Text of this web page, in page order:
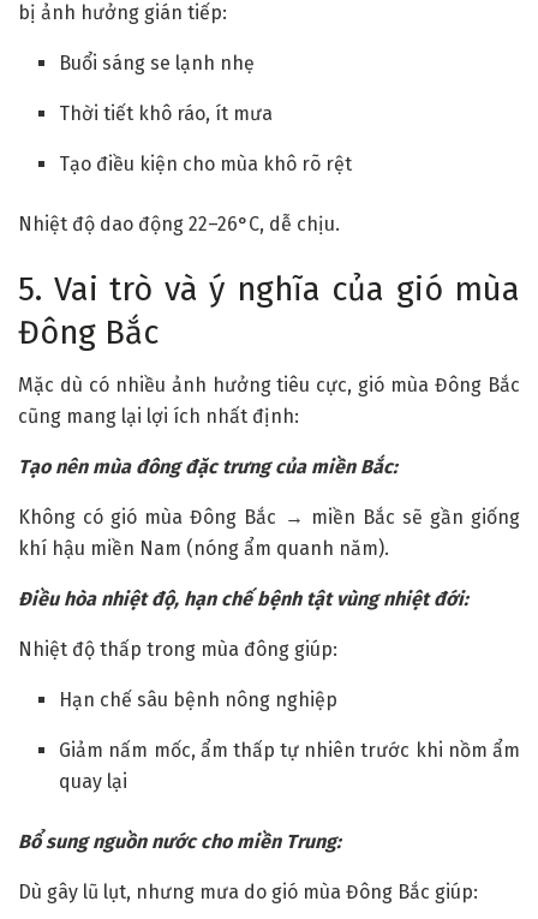
bị ảnh hưởng gián tiếp:
Buổi sáng se lạnh nhẹ
Thời tiết khô ráo, ít mưa
Tạo điều kiện cho mùa khô rõ rệt
Nhiệt độ dao động 22–26°C, dễ chịu.
5. Vai trò và ý nghĩa của gió mùa
Đông Bắc
Mặc dù có nhiều ảnh hưởng tiêu cực, gió mùa Đông Bắc
cũng mang lại lợi ích nhất định:
Tạo nên mùa đông đặc trưng của miền Bắc:
Không có gió mùa Đông Bắc → miền Bắc sẽ gần giống
khí hậu miền Nam (nóng ẩm quanh năm).
Điều hòa nhiệt độ, hạn chế bệnh tật vùng nhiệt đới:
Nhiệt độ thấp trong mùa đông giúp:
Hạn chế sâu bệnh nông nghiệp
Giảm nấm mốc, ẩm thấp tự nhiên trước khi nồm ẩm
quay lại
Bổ sung nguồn nước cho miền Trung:
Dù gây lũ lụt, nhưng mưa do gió mùa Đông Bắc giúp: